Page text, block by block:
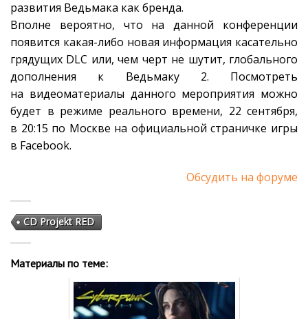
развития Ведьмака как бренда.
Вполне вероятно, что на данной конференции
появится какая-либо новая информация касательно
грядущих DLC или, чем черт не шутит, глобального
дополнения к Ведьмаку 2. Посмотреть
на видеоматериалы данного мероприятия можно
будет в режиме реального времени, 22 сентября,
в 20:15 по Москве на официальной страничке игры
в Facebook.
Обсудить на форуме
CD Projekt RED
Материалы по теме: